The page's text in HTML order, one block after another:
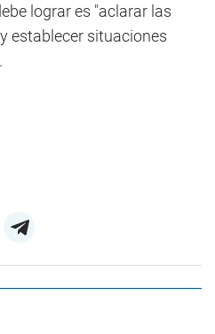
lograr es "aclarar las
establecer situaciones